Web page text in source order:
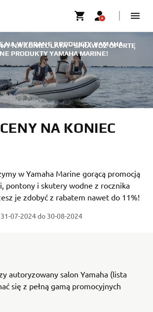
NA KONIEC LATA – SPRAWDŹ OFERTĘ
PRODUKTY YAMAHA MARINE!
NA WYBRANE PRODUKTY YAMAHA
NA KONIEC
w Yamaha Marine gorącą promocją
pontony i skutery wodne z rocznika
je zdobyć z rabatem nawet do 11%!
07-2024do 30-08-2024
autoryzowany salon Yamaha (lista
się z pełną gamą promocyjnych